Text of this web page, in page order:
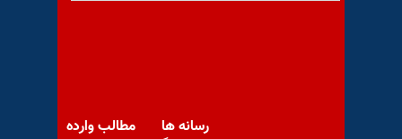
مطالب وارده
رسانه ها